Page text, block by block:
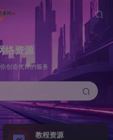
络资源
创造优良的服务
教程资源